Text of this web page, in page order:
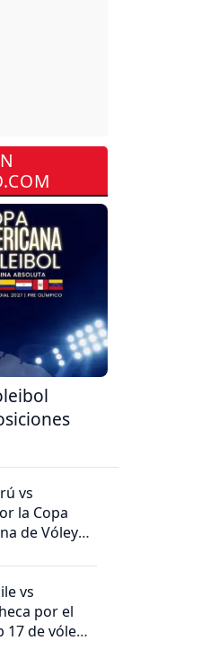
vs
la Copa
de Vóley
vs
por el
17 de vóley